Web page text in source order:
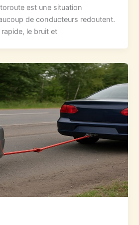
est une situation
de conducteurs redoutent.
le bruit et